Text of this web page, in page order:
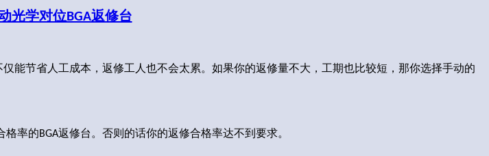
光学对位BGA返修台
仅能节省人工成本 ， 返修工人也不会太累。如果你的返修量不大，工期也比较短 ， 那你选择手动的
格率的BGA返修台。否则的话你的返修合格率达不到要求。